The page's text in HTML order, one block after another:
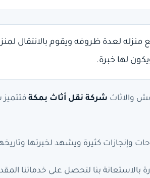
منزله لعدة ظروفه ويقوم بالانتقال
لها خبرة.
والاثاث شركة نقل أثاث بمكة
وإنجازات كثيرة ويشهد لخبرتها
بنا لتحصل على خدماتنا